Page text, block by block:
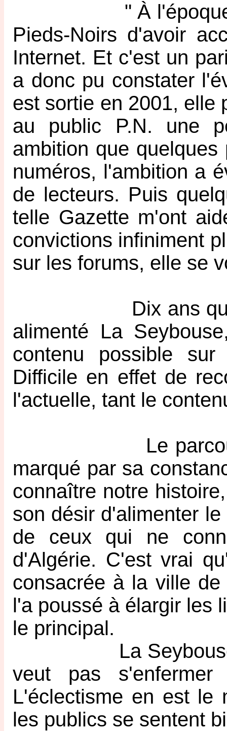
" À l'époque,
Pieds-Noirs d'avoir
Internet. Et c'est un
a donc pu constater
est sortie en 2001, elle
au public P.N. une
ambition que
numéros, l'ambition a
de lecteurs. Puis
telle Gazette m'ont
convictions infiniment
sur les forums, elle se
Dix ans que les
alimenté La
contenu possible
Difficile en effet de
l'actuelle, tant le
Le parcours de
marqué par sa
connaître notre
son désir d'alimenter
de ceux qui ne
d'Algérie. C'est vrai
consacrée à la ville
l'a poussé à élargir les
le principal.
La Seybouse tout
veut pas
L'éclectisme en est le
les publics se sentent